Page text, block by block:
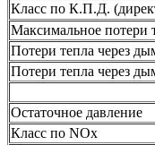
Класс по К.П.Д.
Максимальное потери
Потери тепла через
Потери тепла через
Остаточное давление
Класс по NOx